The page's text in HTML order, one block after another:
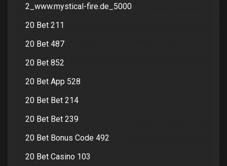
2_www.mystical-fire.de_5000
20 Bet 211
20 Bet 487
20 Bet 852
20 Bet App 528
20 Bet Bet 214
20 Bet Bet 239
20 Bet Bonus Code 492
20 Bet Casino 103